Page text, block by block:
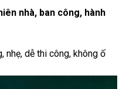
nhà, ban công, hành
nhẹ, dễ thi công, không ố